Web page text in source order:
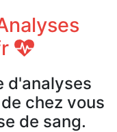
d'analyses
chez vous
de sang.